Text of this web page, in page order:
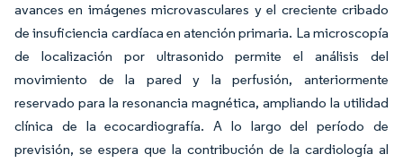
avances en imágenes microvasculares y el creciente cribado
de insuficiencia cardíaca en atención primaria. La microscopía
de localización por ultrasonido permite el análisis del
movimiento de la pared y la perfusión, anteriormente
reservado para la resonancia magnética, ampliando la utilidad
clínica de la ecocardiografía. A lo largo del período de
previsión, se espera que la contribución de la cardiología al